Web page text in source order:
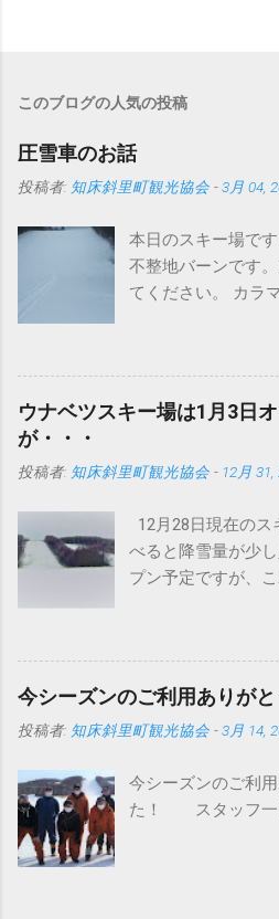
このブログの人気の投稿
圧雪車のお話
投稿者: 知床斜里町観光協会 -3月 04,
本日のスキー場で
不整地バーンです
てください。 カラ
写真をどうぞ タイ
に動いています。
なくなりました。
と空に向かって、
います。しっかり
のメーカーもこん
んが・・・ このブ
すが、イタリアプ
はウシ科バイソン
り上がり頭は巨大
これよりやや大形
たがって直訳する
（メーカーの人愛
は、このプリノー
ベレスト）とドイ
ウナベツスキー場は1月3日
が・・・
投稿者: 知床斜里町観光協会 - 12月 31,
12月28日現在の
べると降雪量が少
プン予定ですが、
る可能性もござい
は今後、 公式ツイ
シーズンもよろし
https://twitter.com/
今シーズンのご利用ありが
投稿者: 知床斜里町観光協会 -3月 14,
今シーズンのご利
た！ スタッフ一